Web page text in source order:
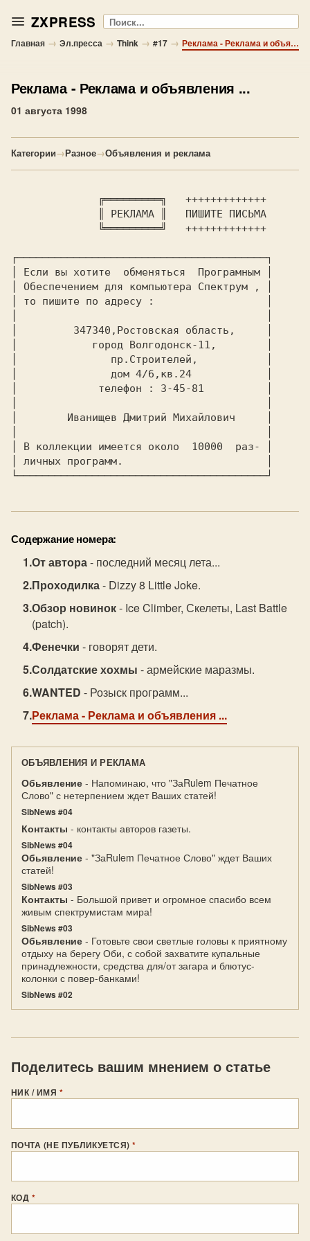
ZXPRESS Поиск
Главная → Эл.пресса → Think → #17 → Реклама - Реклама и объявления ...
Реклама- Реклама и объявления ...
01 августа 1998
Категории→Разное→Объявления и реклама
╔═════════╗   +++++++++++++
РЕКЛАМА
ПИШИТЕ ПИСЬМА
            ╚═════════╝   +++++++++++++
┌────────────────────────────────────────┐
│ Если вы хотите  обменяться  Програмным │
│ Обеспечением для компьютера Спектрум
, │
│ то пишите по адресу :                  │
   347340,Ростовская область,
      город Волгодонск-11,
         пр.Строителей,
         дом 4/6,кв.24
│             телефон : 3-45-81          │
  Иванищев Дмитрий Михайлович
│ В коллекции имеется около
10000
раз- │
│ личных программ.                       │
└────────────────────────────────────────┘
Содержание номера:
От автора- последний месяц лета...
Проходилка- Dizzy 8 Little Joke.
Обзор новинок- Ice Climber, Скелеты, Last Battle
(patch).
Фенечки - говорят дети.
Солдатские хохмы - армейские маразмы.
WANTED - Розыск программ...
Реклама- Реклама и объявления ...
ОБЪЯВЛЕНИЯ И РЕКЛАМА
Обьявление - Напоминаю, что "ЗаRulem Печатное
Слово" с нетерпением ждет Ваших статей!
SibNews #04
Контакты - контакты авторов газеты.
SibNews #04
Обьявление - "ЗаRulem Печатное Слово" ждет Ваших
статей!
SibNews #03
Контакты - Большой привет и огромное спасибо всем
живым спектрумистам мира!
SibNews #03
Обьявление - Готовьте свои светлые головы к приятному
отдыху на берегу Оби, с собой захватите купальные
принадлежности, средства для/от загара и блютус-
колонки с повер-банками!
SibNews #02
Поделитесь вашим мнением о статье
НИК / ИМЯ *
ПОЧТА (НЕ ПУБЛИКУЕТСЯ)*
КОД *